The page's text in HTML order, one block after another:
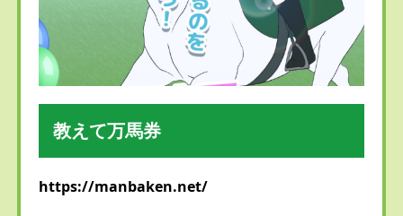
教えて万馬券
https://manbaken.net/